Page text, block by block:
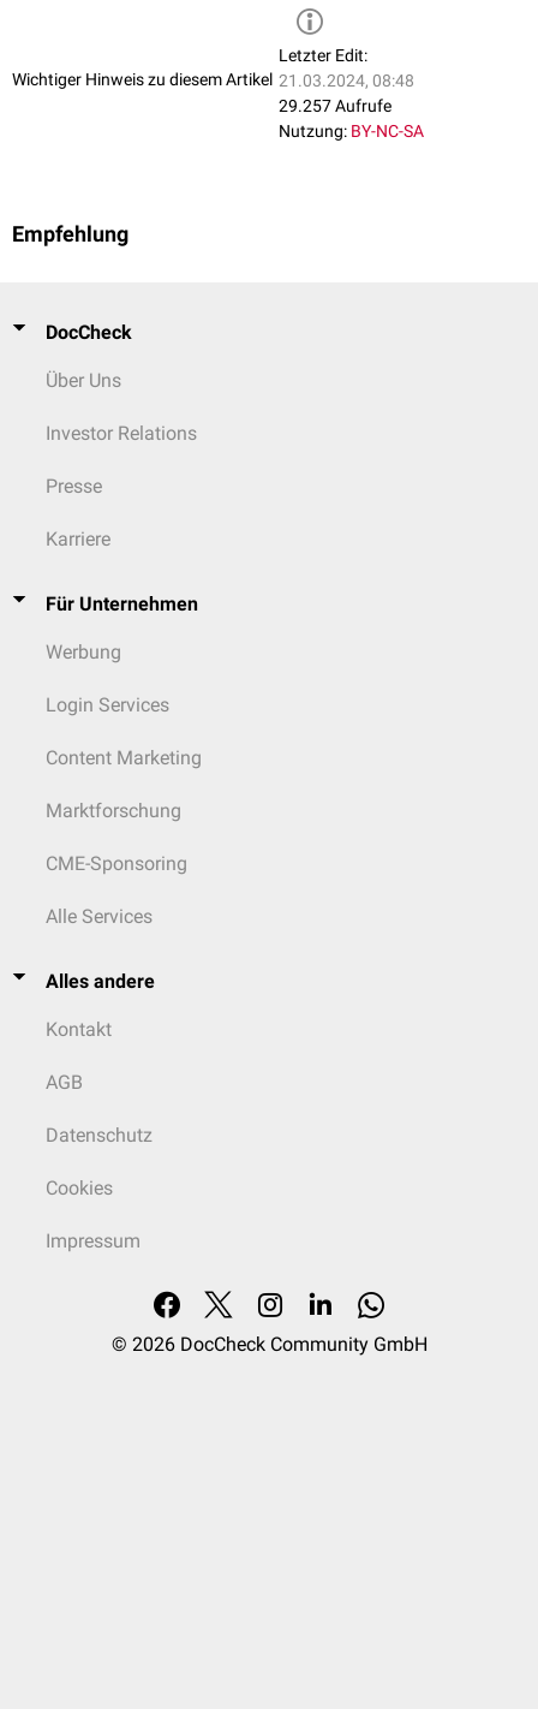
Wichtiger Hinweis zu diesem Artikel
Letzter Edit:
21.03.2024, 08:48
29.257 Aufrufe
Nutzung: BY-NC-SA
Empfehlung
DocCheck
Über Uns
Investor Relations
Presse
Karriere
Für Unternehmen
Werbung
Login Services
Content Marketing
Marktforschung
CME-Sponsoring
Alle Services
Alles andere
Kontakt
AGB
Datenschutz
Cookies
Impressum
© 2026 DocCheck Community GmbH